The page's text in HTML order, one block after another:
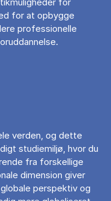
for at opbygge
professionelle
verden, og dette
studiemiljø, hvor du
fra forskellige
dimension giver
perspektiv og